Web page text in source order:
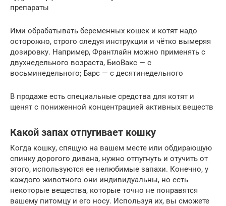
препараты
Ими обрабатывать беременных кошек и котят надо
осторожно, строго следуя инструкции и чётко вымеряя
дозировку. Например, Франтлайн можно применять с
двухнедельного возраста, БиоВакс — с
восьминедельного; Барс — с десятинедельного
В продаже есть специальные средства для котят и
щенят с пониженной концентрацией активных веществ
Какой запах отпугивает кошку
Когда кошку, спящую на вашем месте или обдирающую
спинку дорогого дивана, нужно отпугнуть и отучить от
этого, используются ее нелюбимые запахи. Конечно, у
каждого животного они индивидуальны, но есть
некоторые вещества, которые точно не понравятся
вашему питомцу и его носу. Используя их, вы сможете